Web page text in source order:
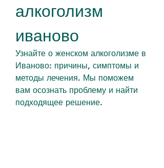
алкоголизм
иваново
Узнайте о женском алкоголизме в
Иваново: причины, симптомы и
методы лечения. Мы поможем
вам осознать проблему и найти
подходящее решение.